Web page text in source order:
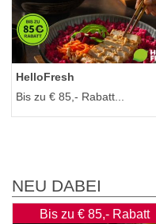
HelloFresh
Bis zu € 85,- Rabatt...
NEU DABEI
Bis zu € 85,- Rabatt